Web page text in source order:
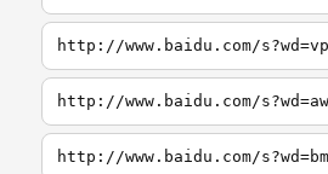
http://www.baidu.com/
http://www.baidu.com/
http://www.baidu.com/